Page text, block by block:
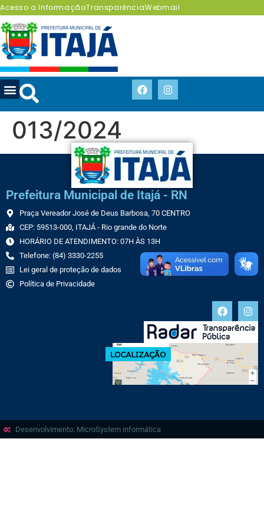
Acesso a InformaçãoTransparênciaWebmail
013/2024
Prefeitura Municipal de Itajá - RN
Praça Vereador José de Deus Barbosa, 70 CENTRO
CEP: 59513-000, ITAJÁ - Rio grande do Norte
HORÁRIO DE ATENDIMENTO: 07H ÀS 13H
Telefone: (84) 3330-2255
Lei geral de proteção de dados
Política de Privacidade
Desenvolvimento: MicroSystem informática